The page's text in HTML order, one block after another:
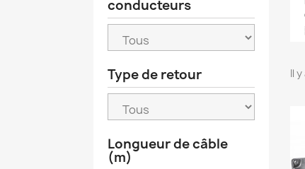
conducteurs
Type de retour
Longueur de câble
(m)
Il